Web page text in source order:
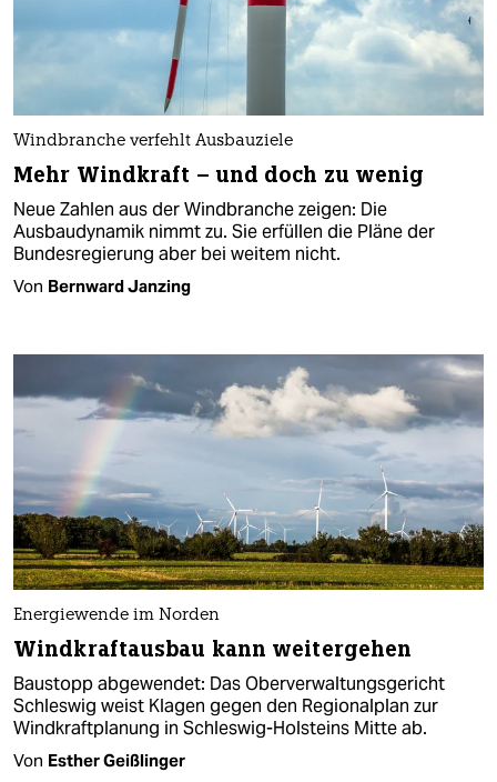
Windbranche verfehlt Ausbauziele
Mehr Windkraft – und doch zu wenig
Neue Zahlen aus der Windbranche zeigen: Die
Ausbaudynamik nimmt zu. Sie erfüllen die Pläne der
Bundesregierung aber bei weitem nicht.
Von Bernward Janzing
Energiewende im Norden
Windkraftausbau kann weitergehen
Baustopp abgewendet: Das Oberverwaltungsgericht
Schleswig weist Klagen gegen den Regionalplan zur
Windkraftplanung in Schleswig-Holsteins Mitte ab.
Von Esther Geißlinger